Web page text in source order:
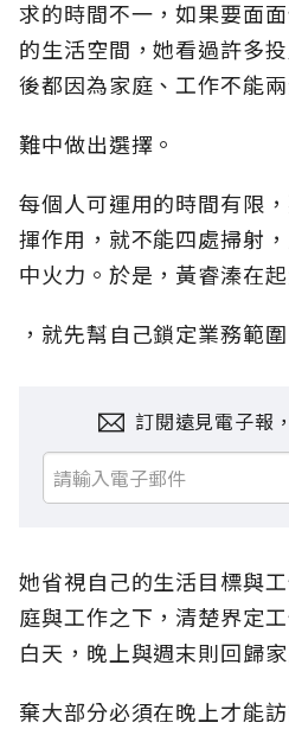
求的時間不一，如果要面
的生活空間，她看過許多
後都因為家庭、工作不能
難中做出選擇。
每個人可運用的時間有限
揮作用，就不能四處掃射
中火力。於是，黃睿溱在
，就先幫自己鎖定業務範圍
訂閱遠見電子報
她省視自己的生活目標與
庭與工作之下，清楚界定
白天，晚上與週末則回歸
棄大部分必須在晚上才能